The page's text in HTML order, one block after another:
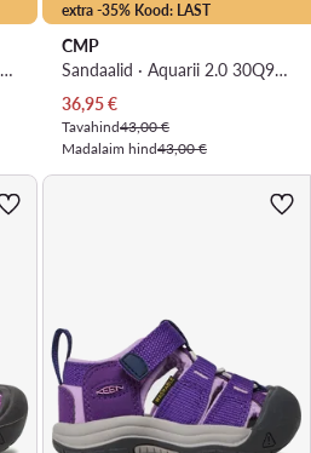
Sandaalid · Knotch River Ot 1025643 · Roosa
extra -35% Kood: LAST
CMP
Sandaalid · Aquarii 2.0 30Q9664 · Hall
Praegune hind
36,95€
Tavahind43,00 €
Madalaim hind43,00 €